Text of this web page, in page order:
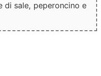
di sale, peperoncino e